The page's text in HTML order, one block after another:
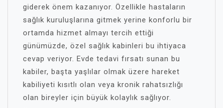
giderek önem kazanıyor. Özellikle hastaların
sağlık kuruluşlarına gitmek yerine konforlu bir
ortamda hizmet almayı tercih ettiği
günümüzde, özel sağlık kabinleri bu ihtiyaca
cevap veriyor. Evde tedavi fırsatı sunan bu
kabiler, başta yaşlılar olmak üzere hareket
kabiliyeti kısıtlı olan veya kronik rahatsızlığı
olan bireyler için büyük kolaylık sağlıyor.